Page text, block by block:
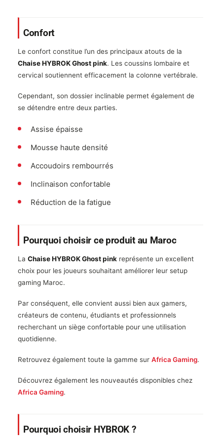
Confort
Le confort constitue l’un des principaux atouts de la
Chaise HYBROK Ghost pink. Les coussins lombaire et
cervical soutiennent efficacement la colonne vertébrale.
Cependant, son dossier inclinable permet également de
se détendre entre deux parties.
Assise épaisse
Mousse haute densité
Accoudoirs rembourrés
Inclinaison confortable
Réduction de la fatigue
Pourquoi choisir ce produit au Maroc
La Chaise HYBROK Ghost pink représente un excellent
choix pour les joueurs souhaitant améliorer leur setup
gaming Maroc.
Par conséquent, elle convient aussi bien aux gamers,
créateurs de contenu, étudiants et professionnels
recherchant un siège confortable pour une utilisation
quotidienne.
Retrouvez également toute la gamme sur Africa Gaming.
Découvrez également les nouveautés disponibles chez
Africa Gaming.
Pourquoi choisir HYBROK ?